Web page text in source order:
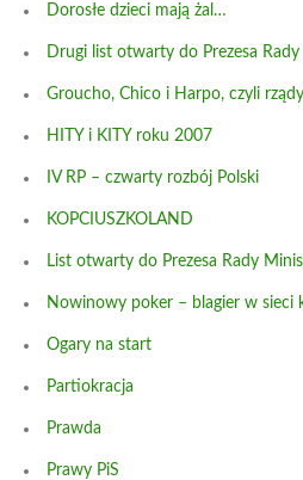
Dorosłe dzieci mają żal…
Drugi list otwarty do Prezesa
Groucho, Chico i Harpo, czyli
HITY i KITY roku 2007
IV RP – czwarty rozbój Polski
KOPCIUSZKOLAND
List otwarty do Prezesa Rady
Nowinowy poker – blagier w sieci
Ogary na start
Partiokracja
Prawda
Prawy PiS